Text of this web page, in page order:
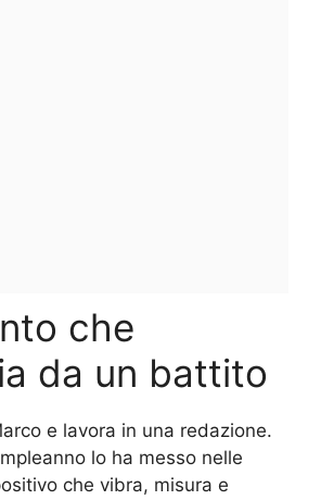
che
da un battito
e lavora in una redazione.
lo ha messo nelle
che vibra, misura e